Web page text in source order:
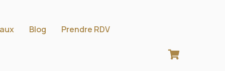
Blog Prendre RDV